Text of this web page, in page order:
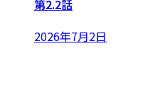
第2.2話
2026年7月2日